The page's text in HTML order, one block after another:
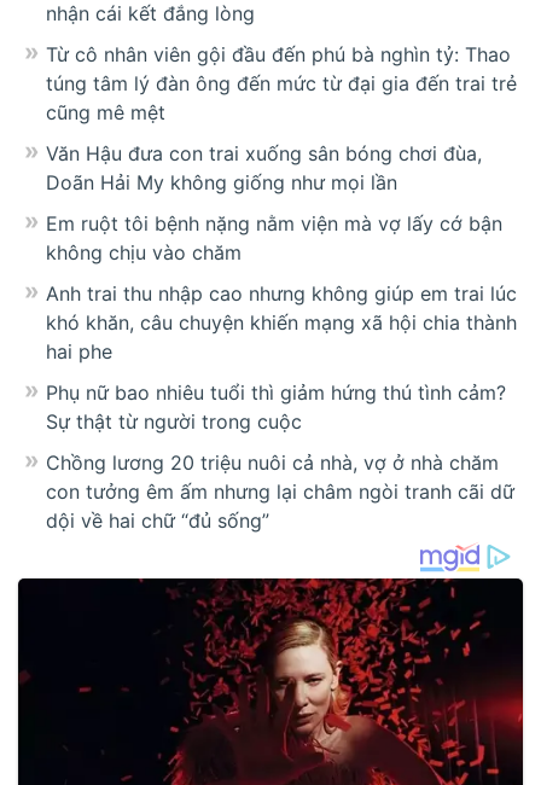
nhận cái kết đắng lòng
Từ cô nhân viên gội đầu đến phú bà nghìn tỷ: Thao
túng tâm lý đàn ông đến mức từ đại gia đến trai trẻ
cũng mê mệt
Văn Hậu đưa con trai xuống sân bóng chơi đùa,
Doãn Hải My không giống như mọi lần
Em ruột tôi bệnh nặng nằm viện mà vợ lấy cớ bận
không chịu vào chăm
Anh trai thu nhập cao nhưng không giúp em trai lúc
khó khăn, câu chuyện khiến mạng xã hội chia thành
hai phe
Phụ nữ bao nhiêu tuổi thì giảm hứng thú tình cảm?
Sự thật từ người trong cuộc
Chồng lương 20 triệu nuôi cả nhà, vợ ở nhà chăm
con tưởng êm ấm nhưng lại châm ngòi tranh cãi dữ
dội về hai chữ “đủ sống”